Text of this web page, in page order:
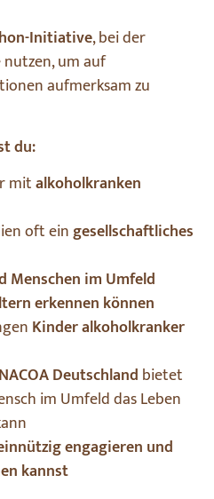
Initiative, bei der
um auf
aufmerksam zu
du:
mitalkoholkranken
oft eingesellschaftliches
Menschen im Umfeld
erkennen können
Kinder alkoholkranker
NACOA Deutschland bietet
im Umfeld das Leben
engagieren und
kannst